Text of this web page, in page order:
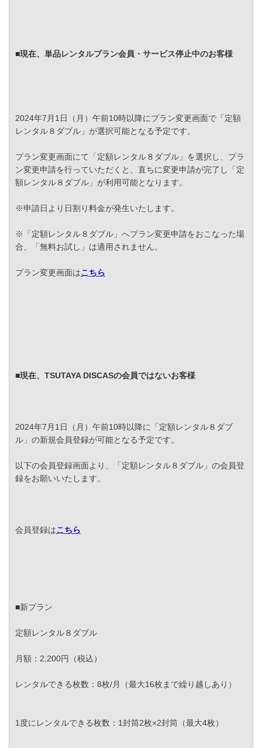
■現在、単品レンタルプラン会員・サービス停止中のお客様
2024年7月1日（月）午前10時以降にプラン変更画面で「定額
レンタル８ダブル」が選択可能となる予定です。
プラン変更画面にて「定額レンタル８ダブル」を選択し、プラ
ン変更申請を行っていただくと、直ちに変更申請が完了し「定
額レンタル８ダブル」が利用可能となります。
※申請日より日割り料金が発生いたします。
※「定額レンタル８ダブル」へプラン変更申請をおこなった場
合、「無料お試し」は適用されません。
プラン変更画面はこちら
■現在、TSUTAYA DISCASの会員ではないお客様
2024年7月1日（月）午前10時以降に「定額レンタル８ダブ
ル」の新規会員登録が可能となる予定です。
以下の会員登録画面より、「定額レンタル８ダブル」の会員登
録をお願いいたします。
会員登録はこちら
■新プラン
定額レンタル８ダブル
月額：2,200円（税込）
レンタルできる枚数：8枚/月（最大16枚まで繰り越しあり）
1度にレンタルできる枚数：1封筒2枚×2封筒（最大4枚）